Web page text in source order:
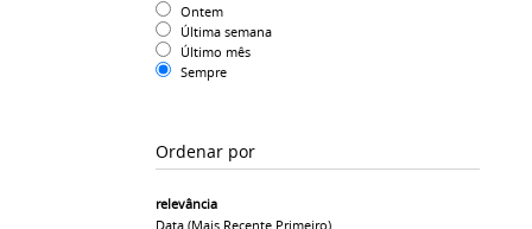
Ontem
Última semana
Último mês
Sempre
Ordenar por
relevância
Data (mais Recente Primeiro)